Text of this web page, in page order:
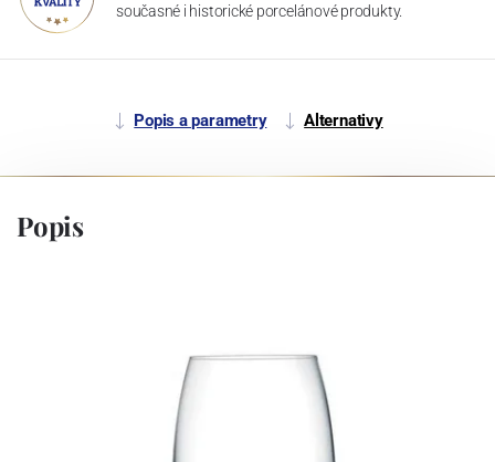
současné i historické porcelánové produkty.
Popis a parametry Alternativy
Popis